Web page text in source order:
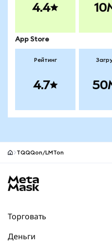
4.4
App Store
Рейтинг
4.7
TQQQon/LMTon
Торговать
Деньги